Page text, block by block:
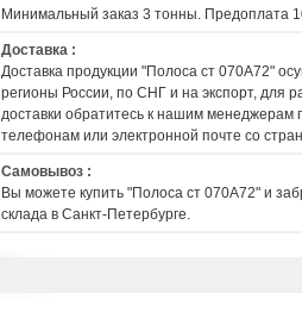
Минимальный заказ 3 тонны. Предоплата
Доставка :
Доставка продукции "Полоса ст 070A72"
регионы России, по СНГ и на экспорт, для
доставки обратитесь к нашим менеджерам
телефонам или электронной почте со
Самовывоз :
Вы можете купить "Полоса ст 070A72" и
склада в Санкт-Петербурге.